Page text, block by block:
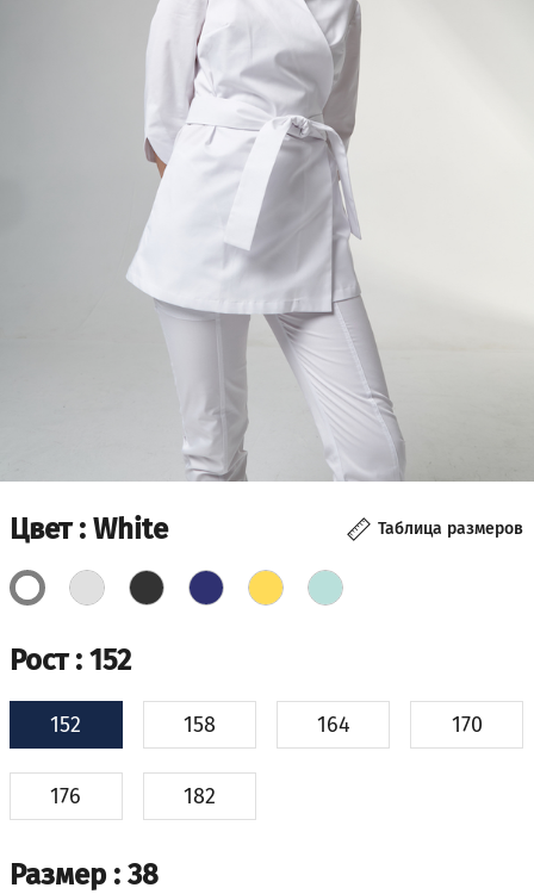
Цвет: White Таблица размеров
Рост: 152
152 158 164 170
176 182
Размер : 38